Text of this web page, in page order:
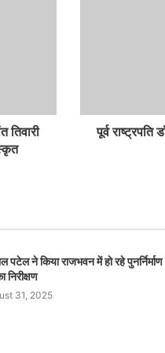
तिवारी
पूर्व राष्ट्रपति
पटेल ने किया राजभवन में हो रहे पुनर्निर्माण
निरीक्षण
31, 2025